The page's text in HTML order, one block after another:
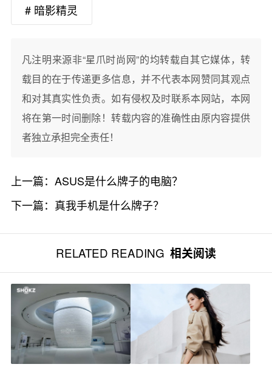
# 暗影精灵
凡注明来源非“星爪时尚网”的均转载自其它媒体，转
载目的在于传递更多信息，并不代表本网赞同其观点
和对其真实性负责。如有侵权及时联系本网站，本网
将在第一时间删除！转载内容的准确性由原内容提供
者独立承担完全责任！
上一篇： ASUS是什么牌子的电脑？
下一篇： 真我手机是什么牌子？
RELATED READING 相关阅读